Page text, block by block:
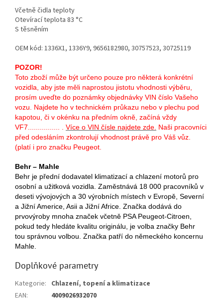
Včetně čidla teploty
Otevírací teplota 83 °C
S těsněním
OEM kód: 1336X1, 1336Y9, 9656182980, 30757523, 30725119
POZOR!
Toto zboží může být určeno pouze pro některá konkrétní
vozidla, aby jste měli naprostou jistotu vhodnosti výběru,
prosím uveďte do poznámky objednávky VIN číslo Vašeho
vozu. Najdete ho v technickém průkazu nebo v plechu pod
kapotou, či v okénku na předním okně, začíná vždy
VF7................ . Více o VIN čísle najdete zde Naši pracovníci
před odesláním zkontrolují vhodnost právě pro Váš vůz.
(platí i pro značku Peugeot.
Behr – Mahle
Behr je přední dodavatel klimatizací a chlazení motorů pro
osobní a užitková vozidla. Zaměstnává 18 000 pracovníků v
deseti vývojových a 30 výrobních místech v Evropě, Severní
a Jižní Americe, Asii a Jižní Africe. Značka dodává do
prvovýroby mnoha značek včetně PSA Peugeot-Citroen,
pokud tedy hledáte kvalitu originálu, je volba značky Behr
tou správnou volbou. Značka patří do německého koncernu
Mahle.
Doplňkové parametry
Kategorie: Chlazení, topení a klimatizace
EAN: 4009026932070